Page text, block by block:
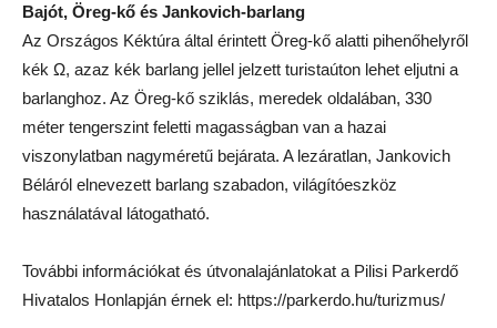
Bajót, Öreg-kő és Jankovich-barlang
Az Országos Kéktúra által érintett Öreg-kő alatti pihenőhelyről
kék Ω, azaz kék barlang jellel jelzett turistaúton lehet eljutni a
barlanghoz. Az Öreg-kő sziklás, meredek oldalában, 330
méter tengerszint feletti magasságban van a hazai
viszonylatban nagyméretű bejárata. A lezáratlan, Jankovich
Béláról elnevezett barlang szabadon, világítóeszköz
használatával látogatható.
További információkat és útvonalajánlatokat a Pilisi Parkerdő
Hivatalos Honlapján érnek el: https://parkerdo.hu/turizmus/